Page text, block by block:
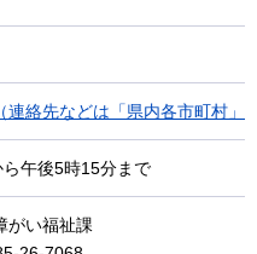
（連絡先などは「県内各市町村
午後5時15分まで
がい福祉課